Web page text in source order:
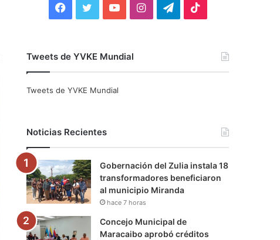
F
c
o
k
i
r
Y
u
e
I
r
a
m
T
a
m
Tweets de YVKE Mundial
Tweets de YVKE Mundial
Noticias Recientes
Gobernación del Zulia instala 18
transformadores beneficiaron
al municipio Miranda
hace 7 horas
Concejo Municipal de
Maracaibo aprobó créditos